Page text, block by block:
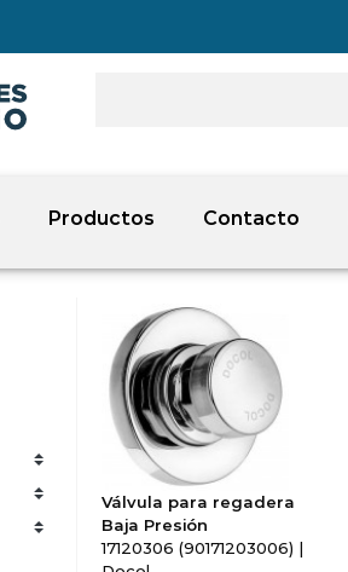
Productos Contacto
Válvula para regadera
Baja Presión
17120306 (90171203006) |